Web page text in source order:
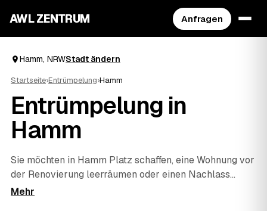
AWL ZENTRUM Anfragen
Hamm, NRWStadt ändern
Startseite›Entrümpelung›Hamm
Entrümpelung in
Hamm
Sie möchten in Hamm Platz schaffen, eine Wohnung vor
der Renovierung leerräumen oder einen Nachlass
auflösen? Beschreiben Sie Ihren Auftrag bei AWL